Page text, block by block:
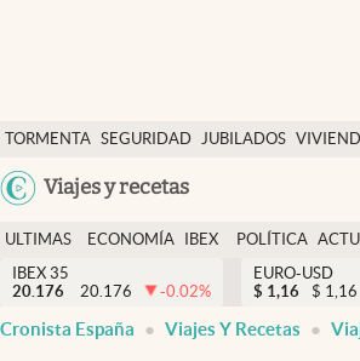
TORMENTA SEGURIDAD JUBILADOS
Viajes y recetas
Economía y finanzas
Política
Actualidad
Criptomonedas
España
ULTIMAS
NOTICIAS
ECONOMÍA
FINANZAS
IBEX
EURO
POLÍTICA
IBEX 35
20.176
20.176 -0.02%
EURO-USD
$ 1,16 $ 1,16
Cronista España Viajes Y Recetas